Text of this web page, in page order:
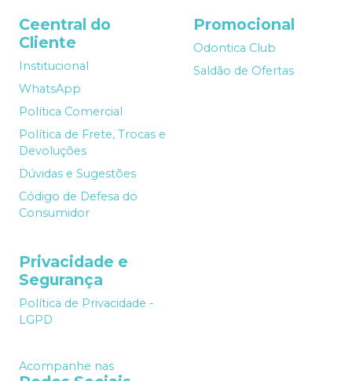
Ceentral do
Cliente
Institucional
WhatsApp
Política Comercial
Política de Frete, Trocas e
Devoluções
Dúvidas e Sugestões
Código de Defesa do
Consumidor
Promocional
Odontica Club
Saldão de Ofertas
Privacidade e
Segurança
Política de Privacidade -
LGPD
Acompanhe nas